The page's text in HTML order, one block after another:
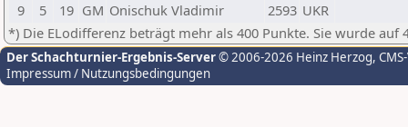
9
5 19 GM Onischuk Vladimir 2593 UKR
*) Die ELodifferenz beträgt mehr als 400 Punkte. Sie wurde auf
Der Schachturnier-Ergebnis-Server© 2006-2026 Heinz Herzog,
Impressum / Nutzungsbedingungen